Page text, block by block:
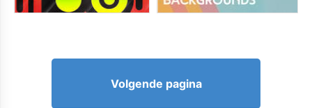
Volgende pagina